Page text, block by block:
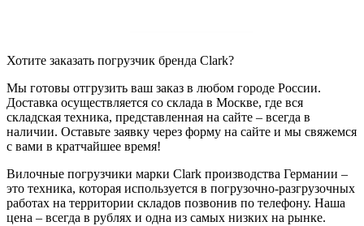
Хотите заказать погрузчик бренда Clark?
Мы готовы отгрузить ваш заказ в любом городе России.
Доставка осуществляется со склада в Москве, где вся
складская техника, представленная на сайте – всегда в
наличии. Оставьте заявку через форму на сайте и мы свяжемся
с вами в кратчайшее время!
Вилочные погрузчики марки Clark производства Германии –
это техника, которая используется в погрузочно-разгрузочных
работах на территории складов позвонив по телефону. Наша
цена – всегда в рублях и одна из самых низких на рынке.